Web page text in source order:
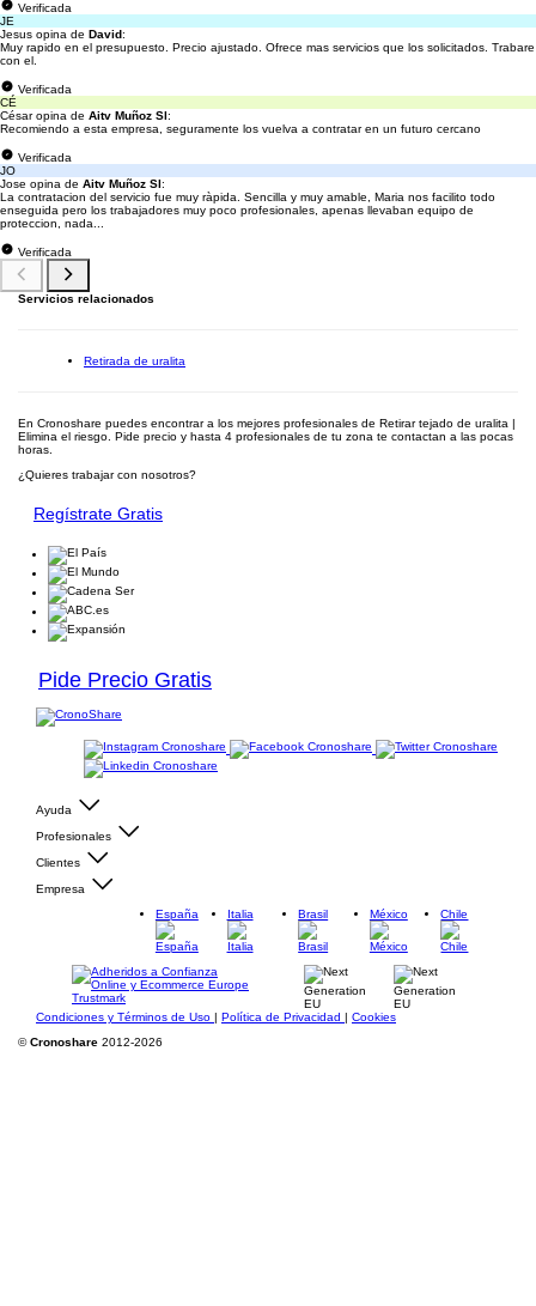
Verificada
JE
Jesus opina de David:
Muy rapido en el presupuesto. Precio ajustado. Ofrece mas servicios que los solicitados. Trabare
con el.
Verificada
CÉ
César opina de Aitv Muñoz Sl:
Recomiendo a esta empresa, seguramente los vuelva a contratar en un futuro cercano
Verificada
JO
Jose opina de Aitv Muñoz Sl:
La contratacion del servicio fue muy ràpida. Sencilla y muy amable, Maria nos facilito todo
enseguida pero los trabajadores muy poco profesionales, apenas llevaban equipo de
proteccion, nada...
Verificada
Servicios relacionados
Retirada de uralita
En Cronoshare puedes encontrar a los mejores profesionales de Retirar tejado de uralita |
Elimina el riesgo. Pide precio y hasta 4 profesionales de tu zona te contactan a las pocas
horas.
¿Quieres trabajar con nosotros?
Regístrate Gratis
Pide Precio Gratis
Ayuda
Profesionales
Clientes
Empresa
España
Italia Brasil México Chile
Condiciones y Términos de Uso | Política de Privacidad | Cookies
©Cronoshare 2012-2026